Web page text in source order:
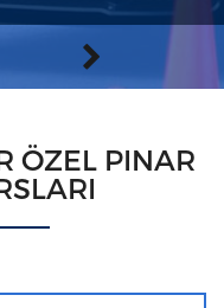
ÖZEL PINAR